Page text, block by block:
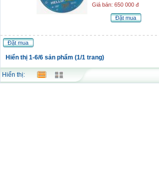
Giá bán: 650 000 đ
Đặt mua
Đặt mua
Hiển thị 1-6/6 sản phẩm (1/1 trang)
Hiển thị: